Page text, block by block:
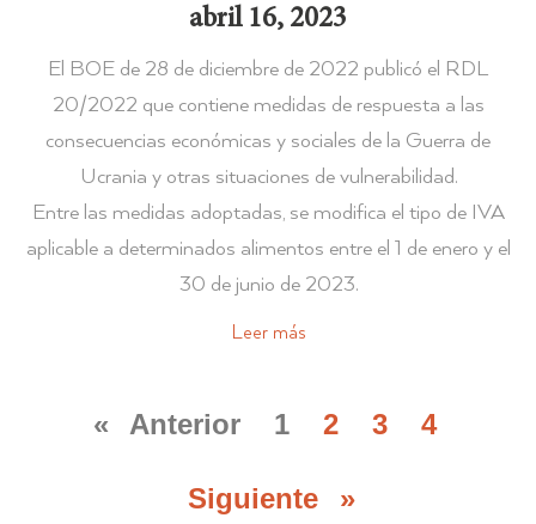
abril 16, 2023
El BOE de 28 de diciembre de 2022 publicó el RDL
20/2022 que contiene medidas de respuesta a las
consecuencias económicas y sociales de la Guerra de
Ucrania y otras situaciones de vulnerabilidad.
Entre las medidas adoptadas, se modifica el tipo de IVA
aplicable a determinados alimentos entre el 1 de enero y el
30 de junio de 2023.
Leer más
« Anterior 1 2 3 4
Siguiente »